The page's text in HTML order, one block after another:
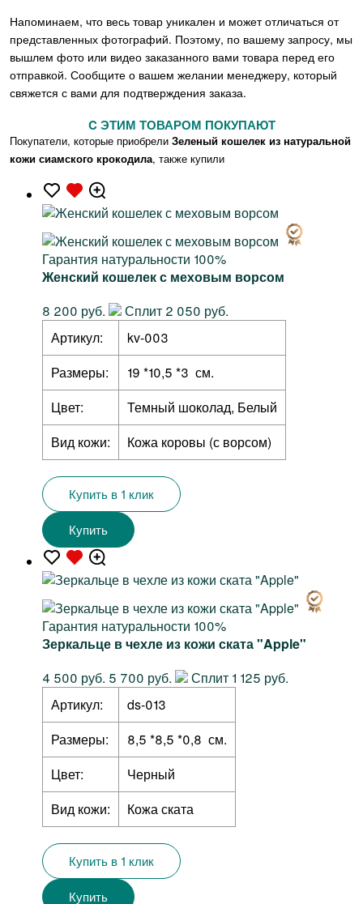
Напоминаем, что весь товар уникален и может отличаться от
представленных фотографий. Поэтому, по вашему запросу, мы
вышлем фото или видео заказанного вами товара перед его
отправкой. Сообщите о вашем желании менеджеру, который
свяжется с вами для подтверждения заказа.
C ЭТИМ ТОВАРОМ ПОКУПАЮТ
Покупатели, которые приобрели Зеленый кошелек из натуральной
кожи сиамского крокодила, также купили
Гарантия натуральности 100%
Женский кошелек с меховым ворсом
8 200 руб.
Сплит 2 050 руб.
Артикул:
kv-003
Размеры:
19 *10,5 *3 см.
Цвет:
Темный шоколад, Белый
Вид кожи:
Кожа коровы (с ворсом)
Купить в 1 клик
Купить
Гарантия натуральности 100%
Зеркальце в чехле из кожи ската "Apple"
4 500 руб. 5 700 руб.
Сплит 1 125 руб.
Артикул:
ds-013
Размеры:
8,5 *8,5 *0,8 см.
Цвет:
Черный
Вид кожи:
Кожа ската
Купить в 1 клик
Купить